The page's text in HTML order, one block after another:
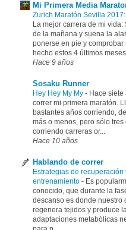
Mi Primera Media
Zurich Maratón Sevilla
La mejor carrera de mi vida:
de la mañana y suena la
ponerse en pie y comprobar
hecho estos 4 últimos
Hace 9 años
Sosaku Runner
Hey Hey My My - Hace
correr mi primera maratón.
bastantes años corriendo,
más o menos, pero sólo tres
corriendo carreras or...
Hace 10 años
Hablando de correr
Estrategias de recuperación
entrenamiento - Es
conocido, que durante la
descanso es donde nuestro
regenera tejidos y produce
adaptaciones metabólicas